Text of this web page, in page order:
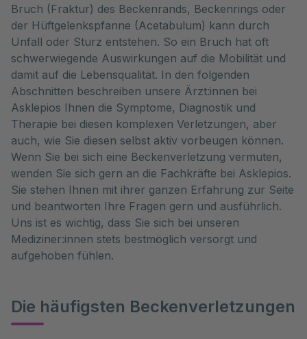
Bruch (Fraktur) des Beckenrands, Beckenrings oder
der Hüftgelenkspfanne (Acetabulum) kann durch
Unfall oder Sturz entstehen. So ein Bruch hat oft
schwerwiegende Auswirkungen auf die Mobilität und
damit auf die Lebensqualität. In den folgenden
Abschnitten beschreiben unsere Ärzt:innen bei
Asklepios Ihnen die Symptome, Diagnostik und
Therapie bei diesen komplexen Verletzungen, aber
auch, wie Sie diesen selbst aktiv vorbeugen können.
Wenn Sie bei sich eine Beckenverletzung vermuten,
wenden Sie sich gern an die Fachkräfte bei Asklepios.
Sie stehen Ihnen mit ihrer ganzen Erfahrung zur Seite
und beantworten Ihre Fragen gern und ausführlich.
Uns ist es wichtig, dass Sie sich bei unseren
Mediziner:innen stets bestmöglich versorgt und
aufgehoben fühlen.
Die häufigsten Beckenverletzungen